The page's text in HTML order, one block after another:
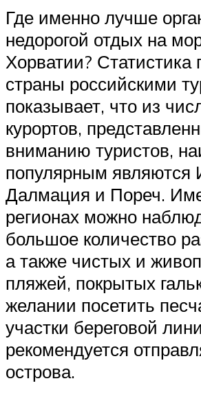
Где именно лучше
недорогой отдых на
Хорватии?
страны российскими
показывает, что из
курортов,
вниманию туристов,
популярным являются
Далмация и Пореч.
регионах можно
большое количество
а также чистых и
пляжей, покрытых
желании посетить
участки береговой
рекомендуется
острова.